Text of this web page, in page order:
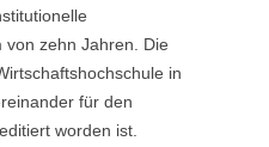
zehn Jahren. Die
in
für den
worden ist.